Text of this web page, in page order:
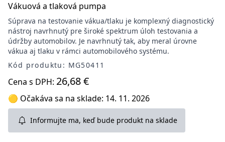
Vákuová a tlaková pumpa
Súprava na testovanie vákua/tlaku je komplexný diagnostický
nástroj navrhnutý pre široké spektrum úloh testovania a
údržby automobilov. Je navrhnutý tak, aby meral úrovne
vákua aj tlaku v rámci automobilového systému.
Kód produktu: MG50411
Cena s DPH: 26,68 €
🟡 Očakáva sa na sklade: 14. 11. 2026
Informujte ma, keď bude produkt na sklade